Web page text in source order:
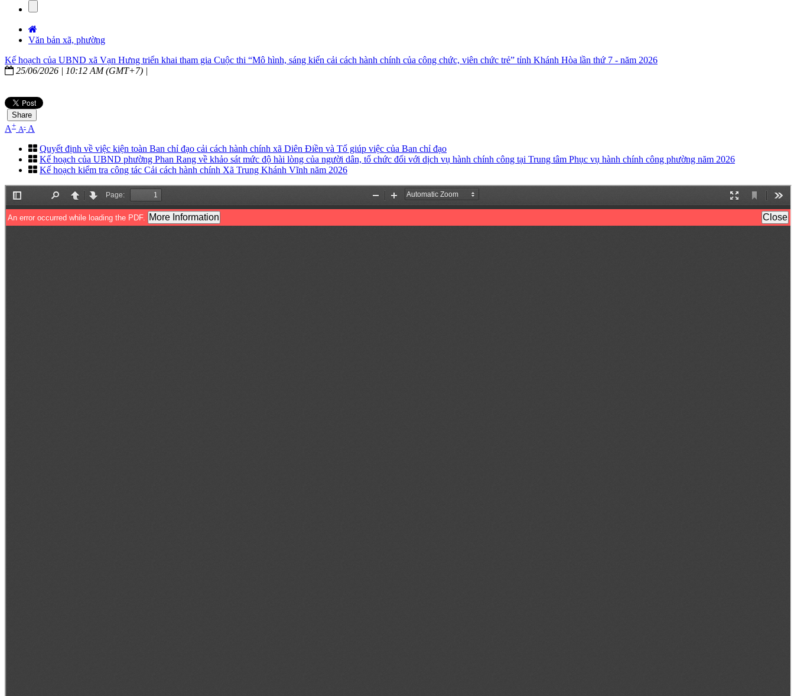
Văn bản xã, phường
Kế hoạch của UBND xã Vạn Hưng triển khai tham gia Cuộc thi “Mô hình, sáng kiến cải cách hành chính của công chức, viên chức trẻ” tỉnh Khánh Hòa lần thứ 7 - năm 2026
25/06/2026 | 10:12 AM (GMT+7) |
Share
A+ A- A
Quyết định về việc kiện toàn Ban chỉ đạo cải cách hành chính xã Diên Điền và Tổ giúp việc của Ban chỉ đạo
Kế hoạch của UBND phường Phan Rang về khảo sát mức độ hài lòng của người dân, tổ chức đối với dịch vụ hành chính công tại Trung tâm Phục vụ hành chính công phường năm 2026
Kế hoạch kiểm tra công tác Cải cách hành chính Xã Trung Khánh Vĩnh năm 2026